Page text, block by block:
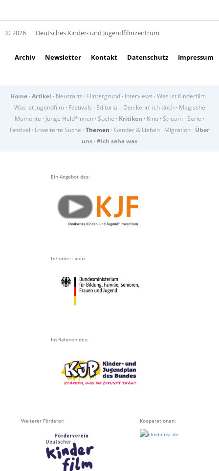
© 2026 Deutsches Kinder- und Jugendfilmzentrum
Archiv Newsletter Kontakt Datenschutz Impressum
Home · Artikel · Neustarts · Hintergrund · Interviews · Was ist Kinderfilm ·
Was ist Jugendfilm · Festivals · Editorial · Den kenn' ich doch· Magische
Momente · Junge Held*innen · Suche · Kritiken · Kino · Stream · Serie ·
Festival · Erweiterte Suche · Themen · Gender & Lieben · Migration · Über
uns · #ich sehe was
Ein Angebot des:
Gefördert vom:
Im Rahmen des:
Weiterer Förderer: Kooperationen: